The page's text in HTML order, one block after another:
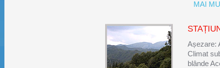
MAI
Așezare:
Climat
blânde